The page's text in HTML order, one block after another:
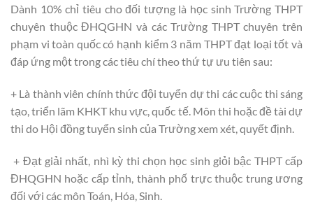
Dành 10% chỉ tiêu cho đối tượng là học sinh Trường THPT
chuyên thuộc ĐHQGHN và các Trường THPT chuyên trên
phạm vi toàn quốc có hạnh kiểm 3 năm THPT đạt loại tốt và
đáp ứng một trong các tiêu chí theo thứ tự ưu tiên sau:
+ Là thành viên chính thức đội tuyển dự thi các cuộc thi sáng
tạo, triển lãm KHKT khu vực, quốc tế. Môn thi hoặc đề tài dự
thi do Hội đồng tuyển sinh của Trường xem xét, quyết định.
+ Đạt giải nhất, nhì kỳ thi chọn học sinh giỏi bậc THPT cấp
ĐHQGHN hoặc cấp tỉnh, thành phố trực thuộc trung ương
đối với các môn Toán, Hóa, Sinh.